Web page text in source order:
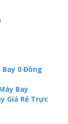
Bay 0 Đồng
Bay
Giá Rẻ Trực